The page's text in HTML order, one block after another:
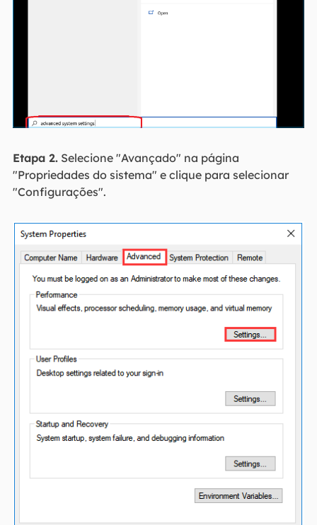
Etapa 2.Selecione "Avançado" na página
"Propriedades do sistema" e clique para selecionar
"Configurações".